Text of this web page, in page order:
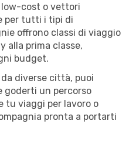
cost o vettori
per tutti i tipi di
offrono classi di viaggio
alla prima classe,
budget.
diverse città, puoi
goderti un percorso
tu viaggi per lavoro o
pronta a portarti